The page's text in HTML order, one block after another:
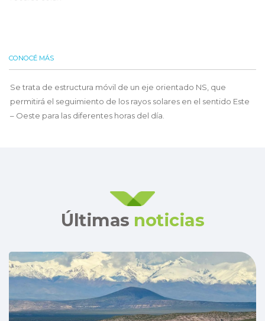
CONOCÉ MÁS
Se trata de estructura móvil de un eje orientado NS, que
permitirá el seguimiento de los rayos solares en el sentido Este
– Oeste para las diferentes horas del día.
Últimas noticias